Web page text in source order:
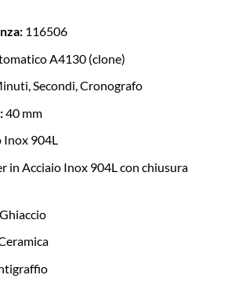
116506
A4130 (clone)
Secondi, Cronografo
40 mm
Inox 904L
in Acciaio Inox 904L con chiusura